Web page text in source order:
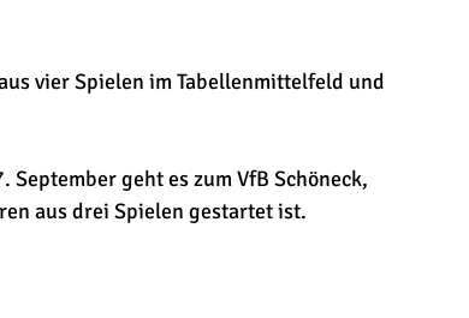
vier Spielen im Tabellenmittelfeld und
geht es zum VfB Schöneck,
aus drei Spielen gestartet ist.